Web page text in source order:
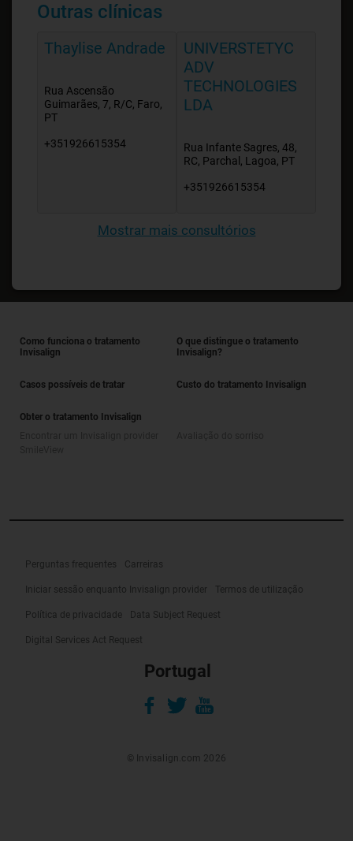
Outras clínicas
Thaylise Andrade
Rua Ascensão
Guimarães, 7, R/C, Faro,
PT
+351926615354
UNIVERSTETYC
ADV
TECHNOLOGIES
LDA
Rua Infante Sagres, 48,
RC, Parchal, Lagoa, PT
+351926615354
Mostrar mais consultórios
Como funciona o tratamento
Invisalign
O que distingue o tratamento
Invisalign?
Casos possíveis de tratar Custo do tratamento Invisalign
Obter o tratamento Invisalign
Perguntas frequentes Carreiras
Iniciar sessão enquanto Invisalign provider Termos de utilização
Política de privacidade Data Subject Request
Digital Services Act Request
Portugal
© Invisalign.com 2026